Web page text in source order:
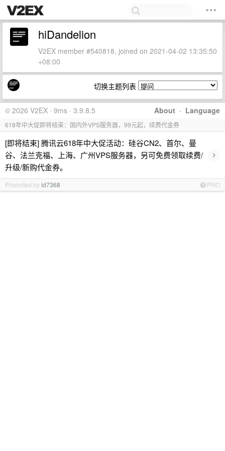
hiDandelion
V2EX member #540818, joined on 2021-04-02 13:35:50
+08:00
切换主题列表
About · Language
© 2026 V2EX · 9ms · 3.9.8.5
618年中大促即将结束：国内外VPS服务器，99元起，续费代金券
[即将结束] 腾讯云618年中大促活动：硅谷CN2、首尔、曼
谷、法兰克福、上海、广州VPS服务器，另可免费领取续费/
升级/新购代金券。
›
Promoted byid7368 PRO